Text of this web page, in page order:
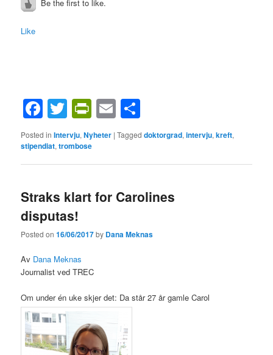
Be the first to like.
Like
Facebook
Twitter
PrintFriendly
Email
Posted in Intervju,Nyheter |Tagged doktorgrad,intervju,kreft,
stipendiat,trombose
Straks klart for Carolines
disputas!
Posted on16/06/2017by Dana Meknas
Av Dana Meknas
Journalist ved TREC
Om under én uke skjer det: Da står 27 år gamle Carol